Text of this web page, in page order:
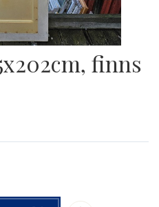
finns